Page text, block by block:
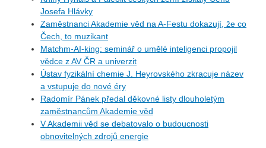
Josefa Hlávky
Zaměstnanci Akademie věd na A-Festu dokazují, že co
Čech, to muzikant
Matchm-AI-king: seminář o umělé inteligenci propojil
vědce z AV ČR a univerzit
Ústav fyzikální chemie J. Heyrovského zkracuje název
a vstupuje do nové éry
Radomír Pánek předal děkovné listy dlouholetým
zaměstnancům Akademie věd
V Akademii věd se debatovalo o budoucnosti
obnovitelných zdrojů energie